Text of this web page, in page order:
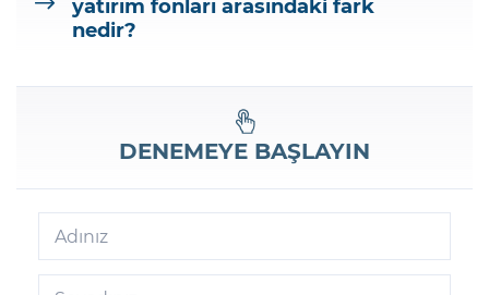
yatırım fonları arasındaki fark
nedir?
DENEMEYE BAŞLAYIN
Adınız